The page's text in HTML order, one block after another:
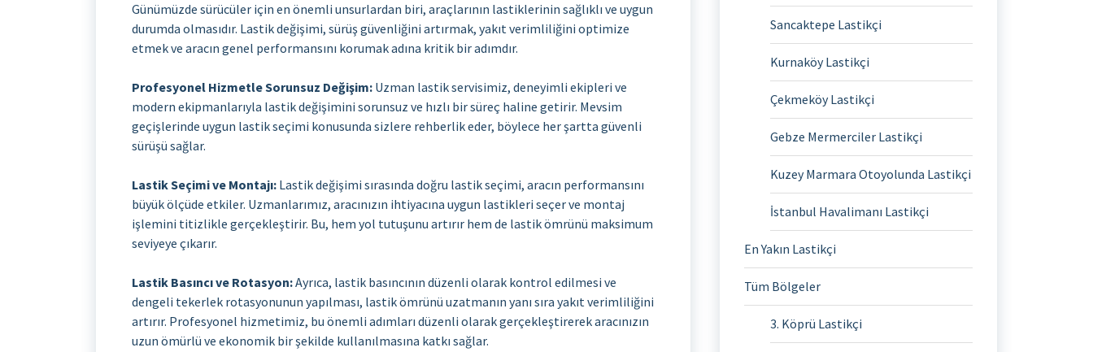
Günümüzde sürücüler için en önemli unsurlardan biri, araçlarının lastiklerinin sağlıklı ve uygun
durumda olmasıdır. Lastik değişimi, sürüş güvenliğini artırmak, yakıt verimliliğini optimize
etmek ve aracın genel performansını korumak adına kritik bir adımdır.
Profesyonel Hizmetle Sorunsuz Değişim: Uzman lastik servisimiz, deneyimli ekipleri ve
modern ekipmanlarıyla lastik değişimini sorunsuz ve hızlı bir süreç haline getirir. Mevsim
geçişlerinde uygun lastik seçimi konusunda sizlere rehberlik eder, böylece her şartta güvenli
sürüşü sağlar.
Lastik Seçimi ve Montajı: Lastik değişimi sırasında doğru lastik seçimi, aracın performansını
büyük ölçüde etkiler. Uzmanlarımız, aracınızın ihtiyacına uygun lastikleri seçer ve montaj
işlemini titizlikle gerçekleştirir. Bu, hem yol tutuşunu artırır hem de lastik ömrünü maksimum
seviyeye çıkarır.
Lastik Basıncı ve Rotasyon:Ayrıca, lastik basıncının düzenli olarak kontrol edilmesi ve
dengeli tekerlek rotasyonunun yapılması, lastik ömrünü uzatmanın yanı sıra yakıt verimliliğini
artırır. Profesyonel hizmetimiz, bu önemli adımları düzenli olarak gerçekleştirerek aracınızın
uzun ömürlü ve ekonomik bir şekilde kullanılmasına katkı sağlar.
Sancaktepe Lastikçi
Kurnaköy Lastikçi
Çekmeköy Lastikçi
Gebze Mermerciler Lastikçi
Kuzey Marmara Otoyolunda Lastikçi
İstanbul Havalimanı Lastikçi
En Yakın Lastikçi
Tüm Bölgeler
3. Köprü Lastikçi